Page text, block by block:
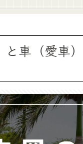
車（愛車